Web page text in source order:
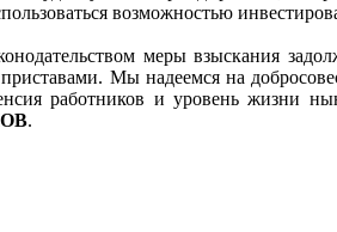
возможностью
меры взыскания
Мы надеемся на
работников и уровень жизни
.